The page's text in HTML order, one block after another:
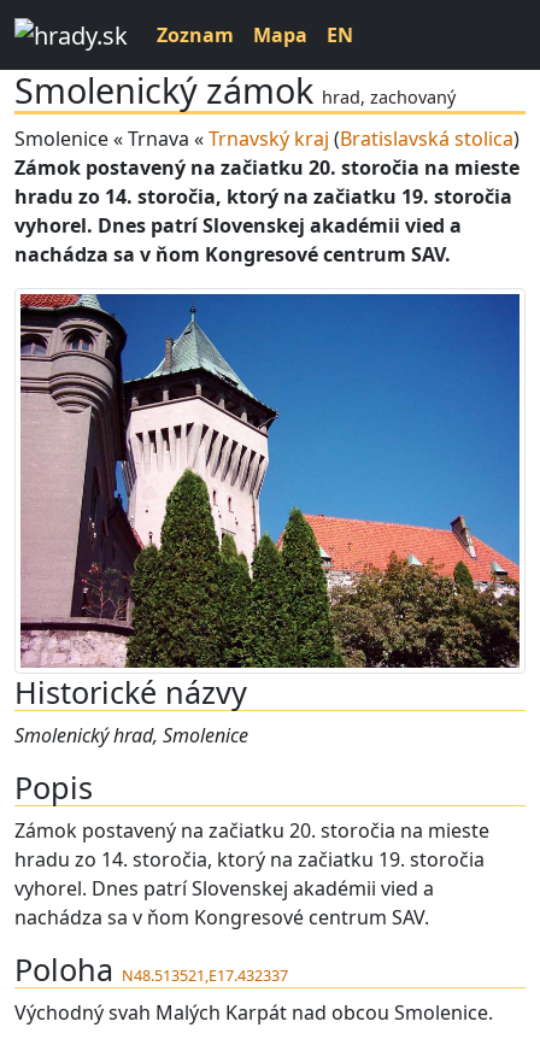
Zoznam Mapa EN
Smolenický zámok hrad, zachovaný
Smolenice « Trnava «Trnavský kraj (Bratislavská stolica)
Zámok postavený na začiatku 20. storočia na mieste
hradu zo 14. storočia, ktorý na začiatku 19. storočia
vyhorel. Dnes patrí Slovenskej akadémii vied a
nachádza sa v ňom Kongresové centrum SAV.
Historické názvy
Smolenický hrad, Smolenice
Popis
Zámok postavený na začiatku 20. storočia na mieste
hradu zo 14. storočia, ktorý na začiatku 19. storočia
vyhorel. Dnes patrí Slovenskej akadémii vied a
nachádza sa v ňom Kongresové centrum SAV.
Poloha N48.513521,E17.432337
Východný svah Malých Karpát nad obcou Smolenice.